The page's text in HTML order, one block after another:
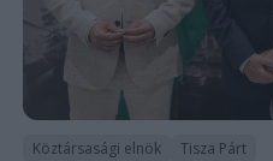
Köztársasági elnök Tisza Párt